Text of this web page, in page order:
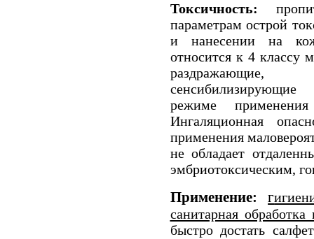
Токсичность:
параметрам острой
и нанесении на
относится к 4 классу
раздражающие,
режиме
Ингаляционная
применения
не обладает
эмбриотоксическим,
Применение: г
санитарная
быстро достать